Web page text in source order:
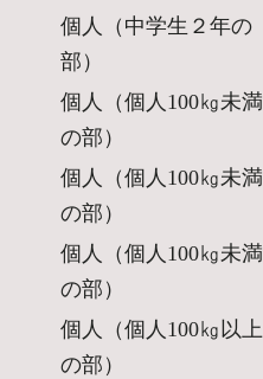
個人（中学生２年の
部）
個人（個人100㎏未満
の部）
個人（個人100㎏未満
の部）
個人（個人100㎏未満
の部）
個人（個人100㎏以上
の部）